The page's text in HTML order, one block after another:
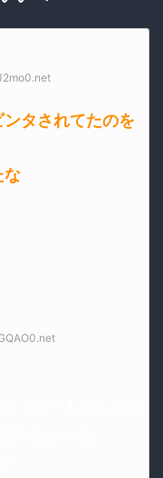
タされてたのを
な